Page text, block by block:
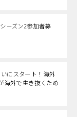
ーズン2参加者募
にスタート！海外
海外で生き抜くため